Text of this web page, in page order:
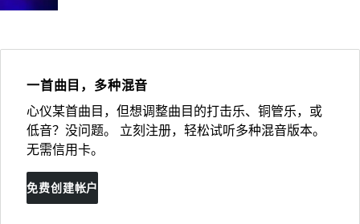
一首曲目，多种混音
心仪某首曲目，但想调整曲目的打击乐、铜管乐，或
低音？没问题。 立刻注册，轻松试听多种混音版本。
无需信用卡。
免费创建帐户